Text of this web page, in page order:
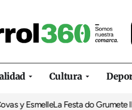
Cultura
La Festa do Grumete llena